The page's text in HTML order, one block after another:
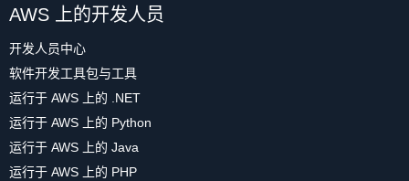
AWS 上的开发人员
开发人员中心
软件开发工具包与工具
运行于 AWS 上的 .NET
运行于 AWS 上的 Python
运行于 AWS 上的 Java
运行于 AWS 上的 PHP